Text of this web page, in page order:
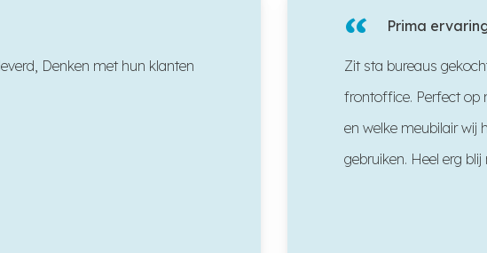
Denken met hun klanten
“ Prima
Zit sta bureaus
frontoffice. Perfect op
en welke meubilair wij
gebruiken. Heel erg